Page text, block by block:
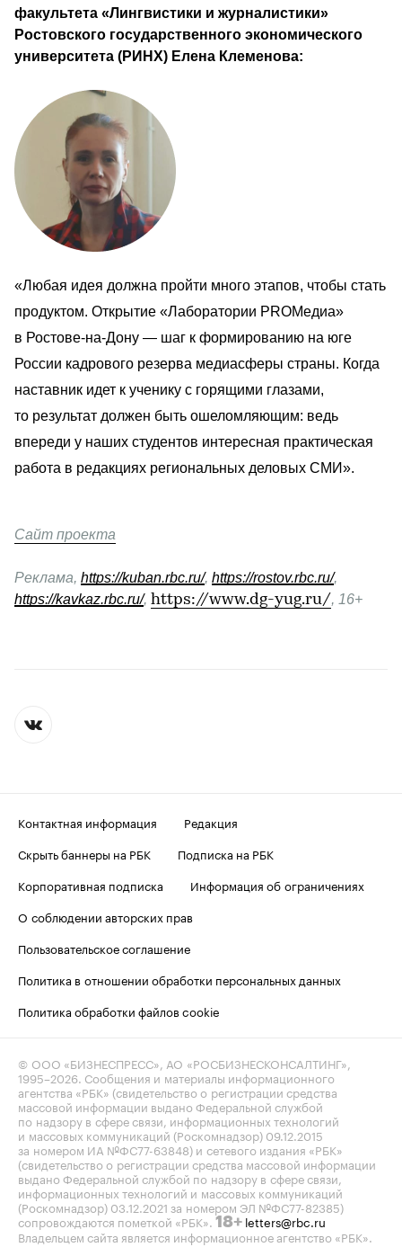
факультета «Лингвистики и журналистики»
Ростовского государственного экономического
«Любая идея должна пройти много этапов, чтобы стать
продуктом. Открытие «Лаборатории PROМедиа»
в Ростове-на-Дону — шаг к формированию на юге
России кадрового резерва медиасферы страны. Когда
наставник идет к ученику с горящими глазами,
то результат должен быть ошеломляющим: ведь
впереди у наших студентов интересная практическая
работа в редакциях региональных деловых СМИ».
Сайт проекта
Реклама, https://kuban.rbc.ru/, https://rostov.rbc.ru/
https://kavkaz.rbc.ru/, https://www.dg-yug.ru/, 16+
Контактная информация
Редакция
Скрыть баннеры на РБК
Подписка на РБК
Корпоративная подписка
Информация об ограничениях
О соблюдении авторских прав
Пользовательское соглашение
Политика в отношении обработки персональных данных
Политика обработки файлов cookie
© ООО «БИЗНЕСПРЕСС», АО «РОСБИЗНЕСКОНСАЛТИНГ»,
1995–2026 . Сообщения и материалы информационного
агентства «РБК» (свидетельство о регистрации средства
массовой информации выдано Федеральной службой
по надзору в сфере связи, информационных технологий
и массовых коммуникаций (Роскомнадзор) 09.12.2015
за номером ИА №ФС77-63848) и сетевого издания «РБК»
(свидетельство о регистрации средства массовой информации
выдано Федеральной службой по надзору в сфере связи,
информационных технологий и массовых коммуникаций
(Роскомнадзор) 03.12.2021 за номером ЭЛ №ФС77-82385)
сопровождаются пометкой «РБК». 18+ letters@rbc.ru
Владельцем сайта является информационное агентство «РБК».